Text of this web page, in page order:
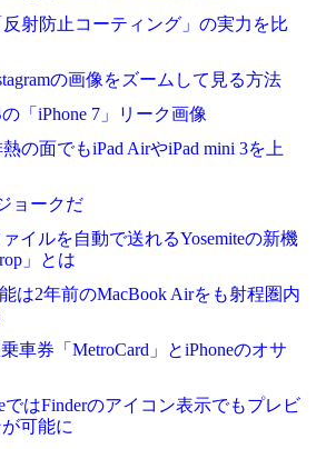
反射防止コーティング」の実力を比
の画像をズームして見る方法
「iPhone 7」リーク画像
の面でもiPad AirやiPad mini 3を上
ョークだ
イルを自動で送れるYosemiteの新機
」とは
は2年前のMacBook Airをも射程圏内
車券「MetroCard」とiPhoneのオサ
ではFinderのアイコン表示でもプレビ
可能に